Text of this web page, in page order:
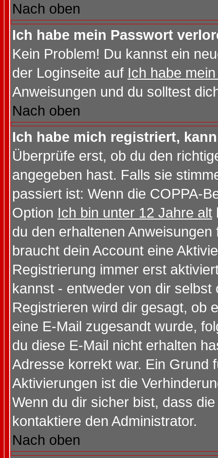
Nach oben
Ich habe mein Passwort
Kein Problem! Du kannst ein
der Loginseite auf Ich habe
Anweisungen und du solltest
Nach oben
Ich habe mich registriert,
Überprüfe erst, ob du den
angegeben hast. Falls sie
passiert ist: Wenn die COPPA-
Option Ich bin unter 12 Jahre alt
du den erhaltenen
braucht dein Account eine
Registrierung immer erst
kannst - entweder von dir selbst
Registrieren wird dir gesagt, ob
eine E-Mail zugesandt wurde,
du diese E-Mail nicht erhalten
Adresse korrekt war. Ein Grund
Aktivierungen ist die
Wenn du dir sicher bist, dass
kontaktiere den Administrator.
Nach oben